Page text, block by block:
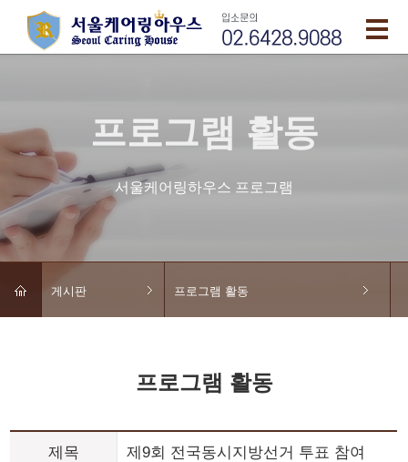
프로그램 활동
서울케어링하우스 프로그램
게시판 프로그램 활동
프로그램 활동
제목 제9회 전국동시지방선거 투표 참여